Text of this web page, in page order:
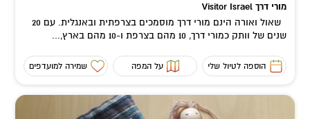
מורי דרך Visitor Israel
שאול ואורה הינם מורי דרך מוסמכים בצרפתית ובאנגלית. עם 20
שנים של וותק כמורי דרך, 10 מהם בצרפת ו-10 מהם בארץ,...
הוספה לטיול שלי על המפה שמירה למועדפים